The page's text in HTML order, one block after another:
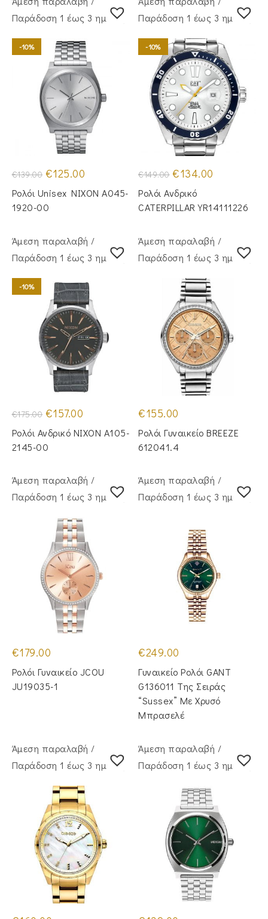
Παράδoση 1 έως 3 ημέρες
-10%
€139.00 Original
price
was:
€139.00.
€125.00
τιμή
είναι:
Ρολόι Unisex NIXON A045-
1920-00
Παράδoση 1 έως 3 ημέρες
-10%
€149.00 Original
price
was:
€149.00.
€134.00
€134.00.
Ρολόι Ανδρικό
CATERPILLAR YR14111226
Άμεση παραλαβή /
Παράδoση 1 έως 3 ημέρες
-10%
€175.00 Original
price
was:
€175.00.
€157.00
τιμή
είναι:
Ρολόι Ανδρικό NIXON A105-
2145-00
Άμεση παραλαβή /
Παράδoση 1 έως 3 ημέρες
€155.00
Ρολόι Γυναικείο BREEZE
612041.4
Άμεση παραλαβή /
Παράδoση 1 έως 3 ημέρες
€179.00
Ρολόι Γυναικείο JCOU
JU19035-1
Άμεση παραλαβή /
Παράδoση 1 έως 3 ημέρες
€249.00
Γυναικείο Ρολόι GANT
G136011 Της Σειράς
“Sussex” Με Χρυσό
Μπρασελέ
Άμεση παραλαβή /
Παράδoση 1 έως 3 ημέρες
Άμεση παραλαβή /
Παράδoση 1 έως 3 ημέρες